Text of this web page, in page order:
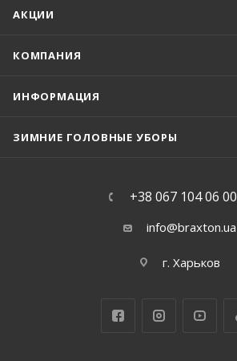
АКЦИИ
КОМПАНИЯ
ИНФОРМАЦИЯ
ЗИМНИЕ ГОЛОВНЫЕ УБОРЫ
+38 067 104 06 00
info@braxton.ua
г. Харьков